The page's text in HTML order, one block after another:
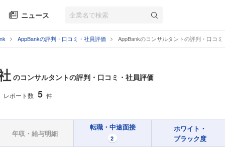
ニュース
AppBankの評判・口コミ・社員評価 AppBankのコンサルタントの評判・口コミ
のコンサルタントの評判・口コミ・社員評価
レポート数 5 件
年収・給与明細
転職・中途面接
2
ホワイト・
ブラック度